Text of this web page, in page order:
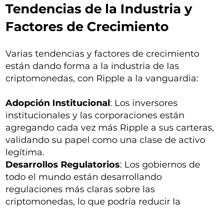
Tendencias de la Industria y
Factores de Crecimiento
Varias tendencias y factores de crecimiento
están dando forma a la industria de las
criptomonedas, con Ripple a la vanguardia:
Adopción Institucional: Los inversores
institucionales y las corporaciones están
agregando cada vez más Ripple a sus carteras,
validando su papel como una clase de activo
legítima.
Desarrollos Regulatorios: Los gobiernos de
todo el mundo están desarrollando
regulaciones más claras sobre las
criptomonedas, lo que podría reducir la